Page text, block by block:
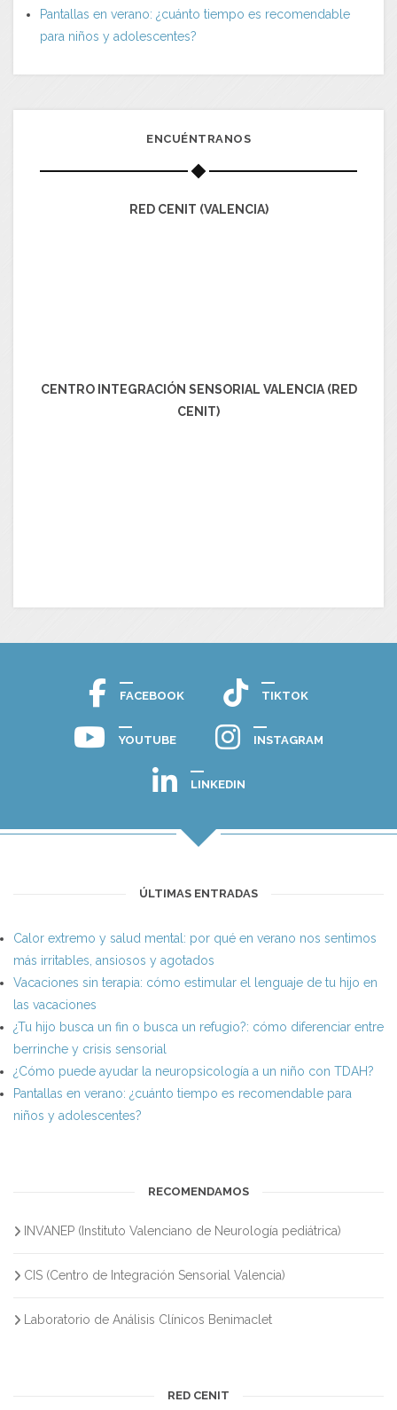
Pantallas en verano: ¿cuánto tiempo es recomendable
para niños y adolescentes?
ENCUÉNTRANOS
RED CENIT (VALENCIA)
CENTRO INTEGRACIÓN SENSORIAL VALENCIA (RED
CENIT)
FACEBOOK TIKTOK
YOUTUBE INSTAGRAM
LINKEDIN
ÚLTIMAS ENTRADAS
Calor extremo y salud mental: por qué en verano nos sentimos
más irritables, ansiosos y agotados
Vacaciones sin terapia: cómo estimular el lenguaje de tu hijo en
las vacaciones
¿Tu hijo busca un fin o busca un refugio?: cómo diferenciar entre
berrinche y crisis sensorial
¿Cómo puede ayudar la neuropsicología a un niño con TDAH?
Pantallas en verano: ¿cuánto tiempo es recomendable para
niños y adolescentes?
RECOMENDAMOS
INVANEP (Instituto Valenciano de Neurología pediátrica)
CIS (Centro de Integración Sensorial Valencia)
Laboratorio de Análisis Clínicos Benimaclet
RED CENIT